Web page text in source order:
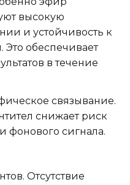
высокую
и устойчивость к
обеспечивает
в течение
связывание.
снижает риск
фонового сигнала.
Отсутствие